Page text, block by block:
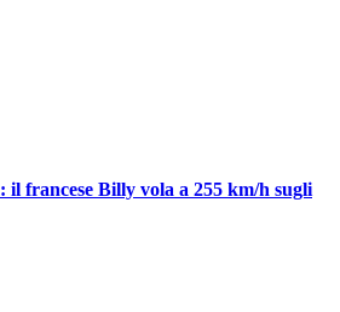
il francese Billy vola a 255 km/h sugli